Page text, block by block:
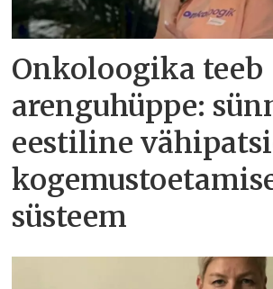
Onkoloogika teeb
arenguhüppe:
eestiline
süsteem